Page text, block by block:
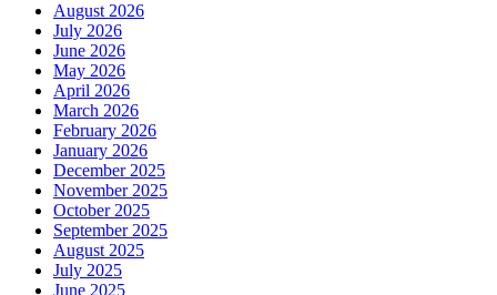
August 2026
July 2026
June 2026
May 2026
April 2026
March 2026
February 2026
January 2026
December 2025
November 2025
October 2025
September 2025
August 2025
July 2025
June 2025